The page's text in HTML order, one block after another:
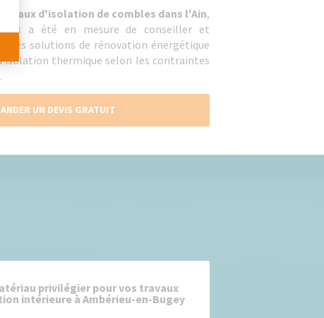
travaux d'isolation de combles dans l'Ain,
a été en mesure de conseiller et
les solutions de rénovation énergétique
thermique selon les contraintes
UN DEVIS GRATUIT
privilégier pour vos travaux
intérieure à Ambérieu-en-Bugey